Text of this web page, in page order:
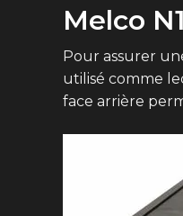
Melco
Pour assurer
utilisé comme
face arrière